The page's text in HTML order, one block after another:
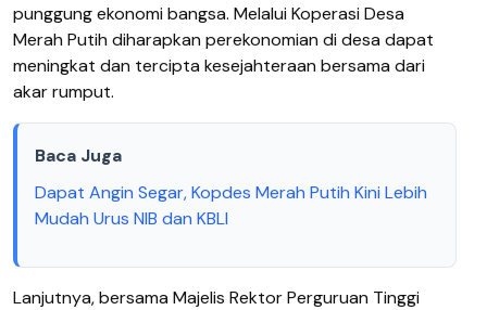
punggung ekonomi bangsa. Melalui Koperasi Desa
Merah Putih diharapkan perekonomian di desa dapat
meningkat dan tercipta kesejahteraan bersama dari
akar rumput.
Baca Juga
Dapat Angin Segar, Kopdes Merah Putih Kini Lebih
Mudah Urus NIB dan KBLI
Lanjutnya, bersama Majelis Rektor Perguruan Tinggi